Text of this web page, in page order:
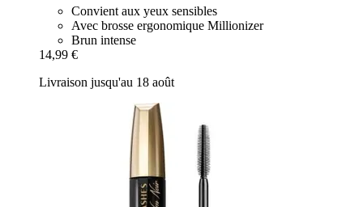
Convient aux yeux sensibles
Avec brosse ergonomique Millionizer
Brun intense
14,99 €
Livraison jusqu'au 18 août